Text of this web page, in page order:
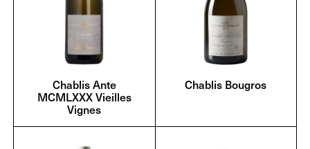
Chablis Ante
MCMLXXX Vieilles
Vignes
Chablis Bougros